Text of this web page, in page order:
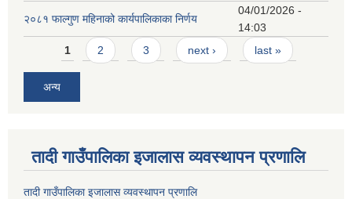
२०८१ फाल्गुण महिनाको कार्यपालिकाका निर्णय
04/01/2026 -
14:03
Pages
1 2 3 next › last »
अन्य
तादी गाउँपालिका इजालास व्यवस्थापन प्रणालि
तादी गाउँपालिका इजालास व्यवस्थापन प्रणालि